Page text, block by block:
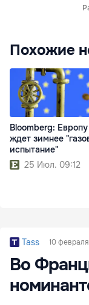
Похожие
Bloomberg: Европу
ждет зимнее
испытание"
25 Июл. 09:12
Tass 10 февраля
Во